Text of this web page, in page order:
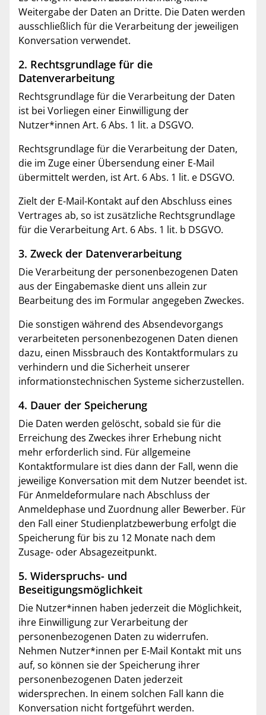
Weitergabe der Daten an Dritte. Die Daten werden
ausschließlich für die Verarbeitung der jeweiligen
Konversation verwendet.
2. Rechtsgrundlage für die
Datenverarbeitung
Rechtsgrundlage für die Verarbeitung der Daten
ist bei Vorliegen einer Einwilligung der
Nutzer*innen Art. 6 Abs. 1 lit. a DSGVO.
Rechtsgrundlage für die Verarbeitung der Daten,
die im Zuge einer Übersendung einer E-Mail
übermittelt werden, ist Art. 6 Abs. 1 lit. e DSGVO.
Zielt der E-Mail-Kontakt auf den Abschluss eines
Vertrages ab, so ist zusätzliche Rechtsgrundlage
für die Verarbeitung Art. 6 Abs. 1 lit. b DSGVO.
3. Zweck der Datenverarbeitung
Die Verarbeitung der personenbezogenen Daten
aus der Eingabemaske dient uns allein zur
Bearbeitung des im Formular angegeben Zweckes.
Die sonstigen während des Absendevorgangs
verarbeiteten personenbezogenen Daten dienen
dazu, einen Missbrauch des Kontaktformulars zu
verhindern und die Sicherheit unserer
informationstechnischen Systeme sicherzustellen.
4. Dauer der Speicherung
Die Daten werden gelöscht, sobald sie für die
Erreichung des Zweckes ihrer Erhebung nicht
mehr erforderlich sind. Für allgemeine
Kontaktformulare ist dies dann der Fall, wenn die
jeweilige Konversation mit dem Nutzer beendet ist.
Für Anmeldeformulare nach Abschluss der
Anmeldephase und Zuordnung aller Bewerber. Für
den Fall einer Studienplatzbewerbung erfolgt die
Speicherung für bis zu 12 Monate nach dem
Zusage- oder Absagezeitpunkt.
5. Widerspruchs- und
Beseitigungsmöglichkeit
Die Nutzer*innen haben jederzeit die Möglichkeit,
ihre Einwilligung zur Verarbeitung der
personenbezogenen Daten zu widerrufen.
Nehmen Nutzer*innen per E-Mail Kontakt mit uns
auf, so können sie der Speicherung ihrer
personenbezogenen Daten jederzeit
widersprechen. In einem solchen Fall kann die
Konversation nicht fortgeführt werden.